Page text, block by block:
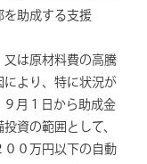
を助成する支援
又は原材料費の高騰
より、特に状況が
月１日から助成金
資の範囲として、
００万円以下の自動